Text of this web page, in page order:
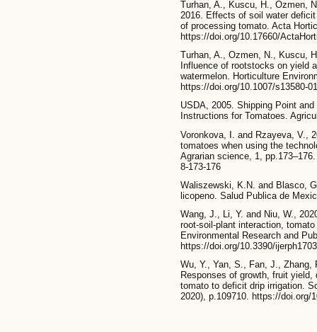
Turhan, A., Kuscu, H., Ozmen,
2016. Effects of soil water
of processing tomato. Acta
https://doi.org/10.17660/
Turhan, A., Ozmen, N., Kuscu,
Influence of rootstocks on yield
watermelon. Horticulture
https://doi.org/10.1007/s13580-
USDA, 2005. Shipping Point
Instructions for Tomatoes.
Voronkova, I. and Rzayeva, V.,
tomatoes when using the
Agrarian science, 1,
8-173-176
Waliszewski, K.N. and Blasco,
licopeno. Salud Publica de
Wang, J., Li, Y. and Niu, W.,
root-soil-plant interaction,
Environmental Research and
https://doi.org/10.3390/
Wu, Y., Yan, S., Fan, J., Zhang,
Responses of growth, fruit
tomato to deficit drip irrigation.
2020), p.109710. https://doi.org/